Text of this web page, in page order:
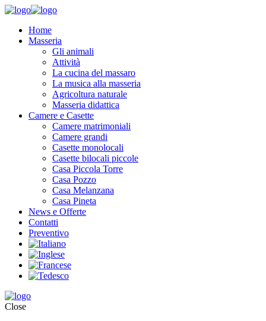
Home
Masseria
Gli animali
Attività
La cucina del massaro
La musica alla masseria
Agricoltura naturale
Masseria didattica
Camere e Casette
Camere matrimoniali
Camere grandi
Casette monolocali
Casette bilocali piccole
Casa Piccola Torre
Casa Pozzo
Casa Melanzana
Casa Pineta
News e Offerte
Contatti
Preventivo
Close